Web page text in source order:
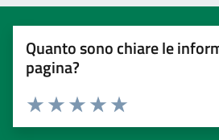
Quanto sono chiare le
pagina?
Valuta 5 stelle su 5
Valuta 4 stelle su 5
Valuta 3 stelle su 5
Valuta 2 stelle su 5
Valuta 1 stelle su 5